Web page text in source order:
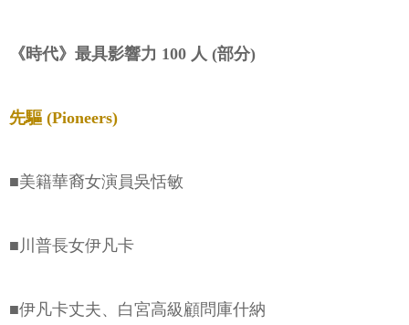
《時代》最具影響力 100 人 (部分)
先驅 (Pioneers)
■美籍華裔女演員吳恬敏
■川普長女伊凡卡
■伊凡卡丈夫、白宮高級顧問庫什納